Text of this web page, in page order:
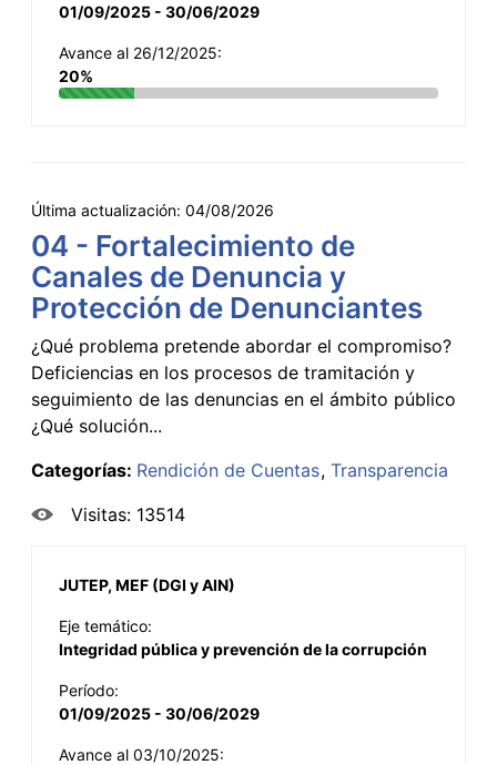
01/09/2025 - 30/06/2029
Avance al 26/12/2025:
20%
Última actualización: 04/08/2026
04 - Fortalecimiento de
Canales de Denuncia y
Protección de Denunciantes
¿Qué problema pretende abordar el compromiso?
Deficiencias en los procesos de tramitación y
seguimiento de las denuncias en el ámbito público
¿Qué solución...
Categorías: Rendición de Cuentas Transparencia
Visitas: 13514
JUTEP, MEF (DGI y AIN)
Eje temático:
Integridad pública y prevención de la corrupción
Período:
01/09/2025 - 30/06/2029
Avance al 03/10/2025: